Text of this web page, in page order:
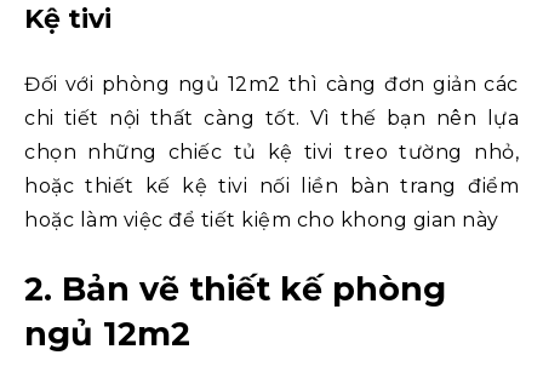
Kệ tivi
Đối với phòng ngủ 12m2 thì càng đơn giản các
chi tiết nội thất càng tốt. Vì thế bạn nên lựa
chọn những chiếc tủ kệ tivi treo tường nhỏ,
hoặc thiết kế kệ tivi nối liền bàn trang điểm
hoặc làm việc để tiết kiệm cho khong gian này
2. Bản vẽ thiết kế phòng
ngủ 12m2